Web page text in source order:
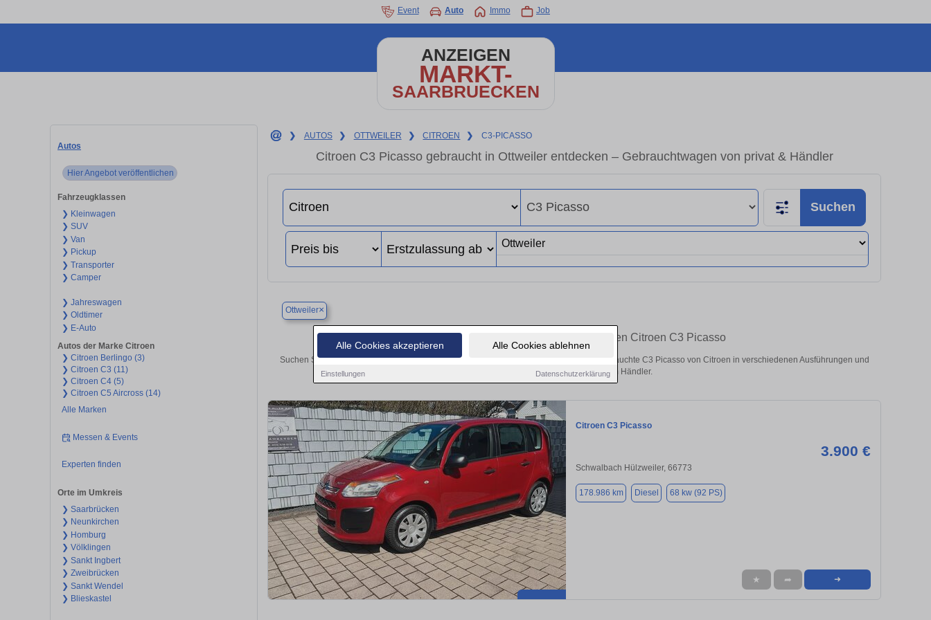
Alle Cookies akzeptieren Alle Cookies ablehnen
Einstellungen Datenschutzerklärung
Event Auto Immo Job
ANZEIGEN
MARKT-
SAARBRUECKEN
Autos
Hier Angebot veröffentlichen
Fahrzeugklassen
❯ Kleinwagen
❯ SUV
❯ Van
❯ Pickup
❯ Transporter
❯ Camper
❯ Jahreswagen
❯ Oldtimer
❯ E-Auto
Autos der Marke Citroen
❯ Citroen Berlingo (3)
❯ Citroen C3 (11)
❯ Citroen C4 (5)
❯ Citroen C5 Aircross (14)
Alle Marken
Messen & Events
Experten finden
Orte im Umkreis
❯ Saarbrücken
❯ Neunkirchen
❯ Homburg
❯ Völklingen
❯ Sankt Ingbert
❯ Zweibrücken
❯ Sankt Wendel
❯ Blieskastel
❯ AUTOS ❯ OTTWEILER ❯ CITROEN ❯ C3-PICASSO
Citroen C3 Picasso gebraucht in Ottweiler entdecken – Gebrauchtwagen von privat & Händler
Suchen
Ottweiler×
Finden Sie in Ottweiler Ihren gebrauchten Citroen C3 Picasso
Suchen Sie in Ottweiler einen Citroen C3 Picasso Gebrauchtwagen? Entdecken Sie gebrauchte C3 Picasso von Citroen in verschiedenen Ausführungen und
Preisklassen von privat und vom Händler.
Citroen C3 Picasso
3.900 €
Schwalbach Hülzweiler, 66773
178.986 km Diesel 68 kw (92 PS)
★ ➦ ➜